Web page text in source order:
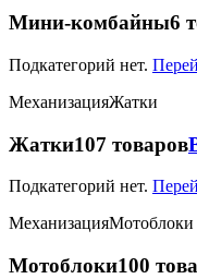
Мини-комбайны6
Подкатегорий нет.
МеханизацияЖатки
Жатки107 товаров
Подкатегорий нет.
МеханизацияМотоблоки
Мотоблоки100